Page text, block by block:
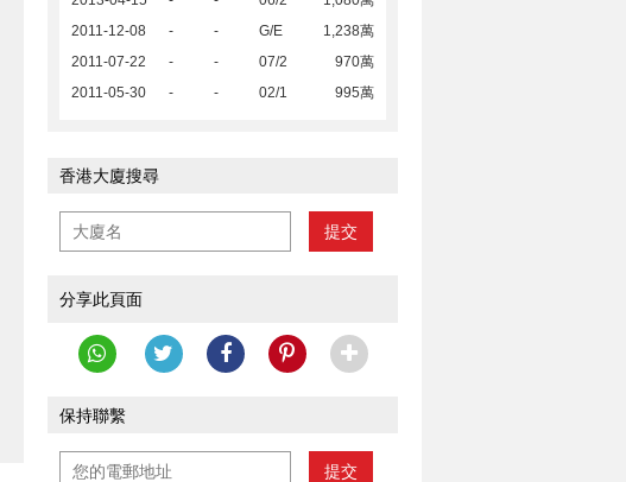
2011-12-08
- - G/E
1,238萬
2011-07-22
- - 07/2
970萬
2011-05-30
- - 02/1 995萬
香港大廈搜尋
提交
分享此頁面
保持聯繫
提交